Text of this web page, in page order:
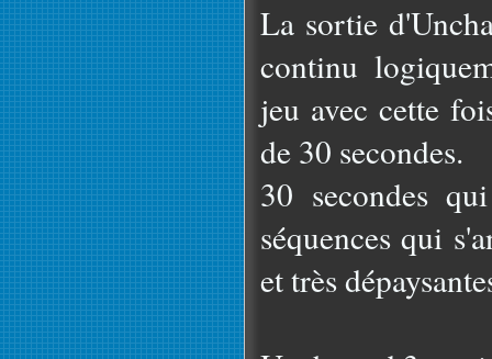
La sortie
continu
jeu avec cette
de 30 secondes.
30 secondes
séquences qui
et très